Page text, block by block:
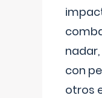
con
otros